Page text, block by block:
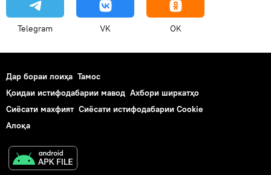
Telegram VK OK
Дар бораи лоиҳа Тамос
Қоидаи истифодабарии мавод Ахбори ширкатҳо
Сиёсати махфият Сиёсати истифодабарии Cookie
Алоқа